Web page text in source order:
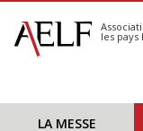
S'abonner
Calendrier
les
LA MESSE